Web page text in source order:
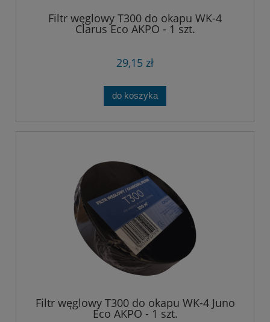
Filtr węglowy T300 do okapu WK-4
Clarus Eco AKPO - 1 szt.
29,15 zł
do koszyka
Filtr węglowy T300 do okapu WK-4 Juno
Eco AKPO - 1 szt.